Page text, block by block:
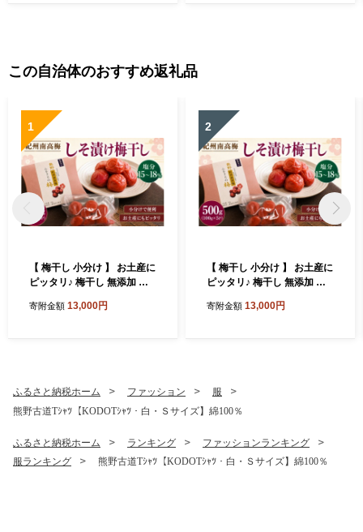
この自治体のおすすめ返礼品
1
【 梅干し 小分け 】 お土産に
ピッタリ♪ 梅干し 無添加 南
のすっぱい しそ漬け梅干し 5
干し 健康食品 南高梅干し 三
重県 熊野市【frsn0031A】
寄附金額 13,000円
2
【 梅干し 小分け 】 お土産に
ピッタリ♪ 梅干し 無添加 南
のすっぱい しそ漬け梅干し 5
重県 熊野市【frsn0031A】
寄附金額 13,000円
ふるさと納税ホーム ファッション
服
熊野古道Tｼｬﾂ【KODOTｼｬﾂ・白・Ｓサイズ】綿100％
ふるさと納税ホーム ランキング
ファッションランキング
服ランキング
熊野古道Tｼｬﾂ【KODOTｼｬﾂ・白・Ｓサイズ】綿100％